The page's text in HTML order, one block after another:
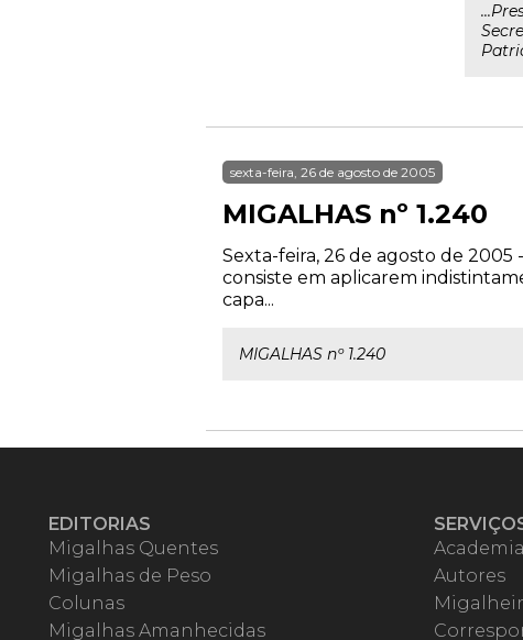
sexta-feira, 26 de agosto de 2005
MIGALHAS nº 1.240
Sexta-feira, 26 de agosto de
consiste em aplicarem
capa...
MIGALHAS nº 1.240
EDITORIAS
Migalhas Quentes
Migalhas de Peso
Colunas
Migalhas Amanhecidas
Academia
Autores